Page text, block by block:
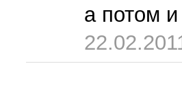
а потом